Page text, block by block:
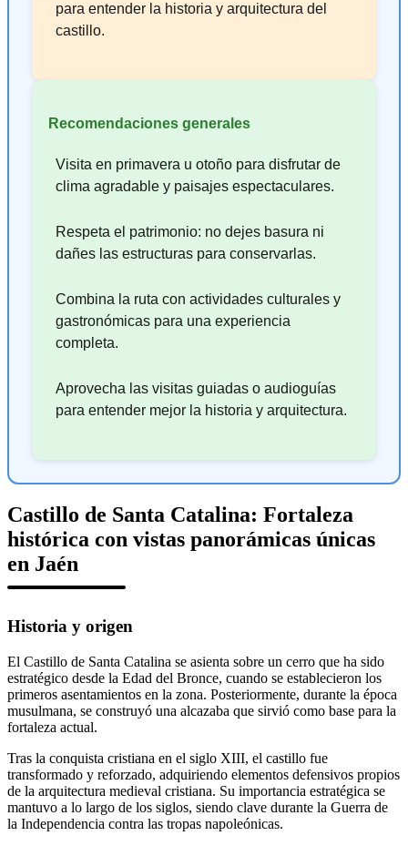
para entender la historia y arquitectura del
castillo.
Recomendaciones generales
Visita en primavera u otoño para disfrutar de
clima agradable y paisajes espectaculares.
Respeta el patrimonio: no dejes basura ni
dañes las estructuras para conservarlas.
Combina la ruta con actividades culturales y
gastronómicas para una experiencia
completa.
Aprovecha las visitas guiadas o audioguías
para entender mejor la historia y arquitectura.
Castillo de Santa Catalina: Fortaleza
histórica con vistas panorámicas únicas
en Jaén
Historia y origen
El Castillo de Santa Catalina se asienta sobre un cerro que ha sido
estratégico desde la Edad del Bronce, cuando se establecieron los
primeros asentamientos en la zona. Posteriormente, durante la época
musulmana, se construyó una alcazaba que sirvió como base para la
fortaleza actual.
Tras la conquista cristiana en el siglo XIII, el castillo fue
transformado y reforzado, adquiriendo elementos defensivos propios
de la arquitectura medieval cristiana. Su importancia estratégica se
mantuvo a lo largo de los siglos, siendo clave durante la Guerra de
la Independencia contra las tropas napoleónicas.